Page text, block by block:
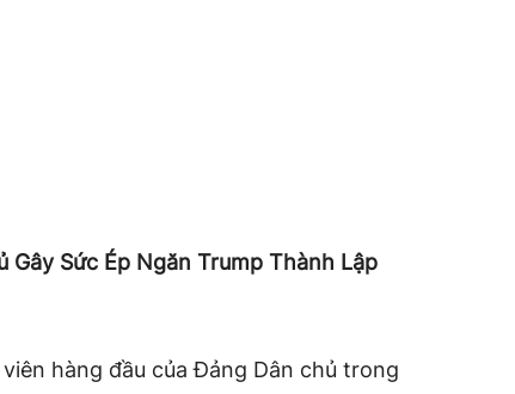
Sức Ép Ngăn Trump Thành Lập
hàng đầu của Đảng Dân chủ trong